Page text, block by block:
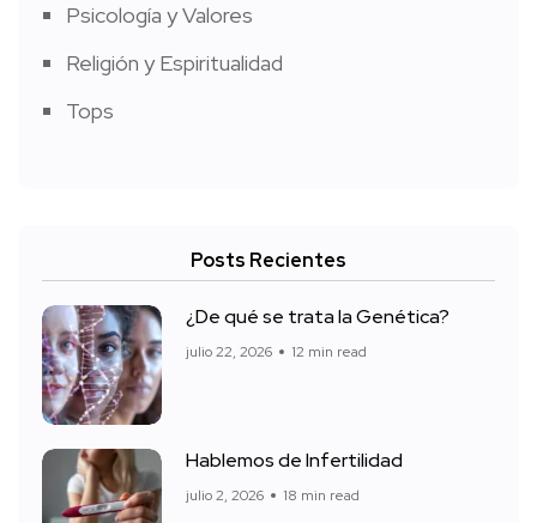
Psicología y Valores
Religión y Espiritualidad
Tops
Posts Recientes
¿De qué se trata la Genética?
julio 22, 2026 12 min read
Hablemos de Infertilidad
julio 2, 2026 18 min read